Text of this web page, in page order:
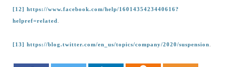
[12] https://www.facebook.com/help/1601435423440616?
helpref=related.
[13] https://blog.twitter.com/en_us/topics/company/2020/suspension